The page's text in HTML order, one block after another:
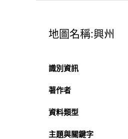
地圖名稱:興州
識別資訊
著作者
資料類型
主題與關鍵字